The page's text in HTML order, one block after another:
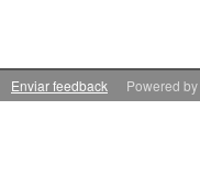
Enviar feedback Powered by